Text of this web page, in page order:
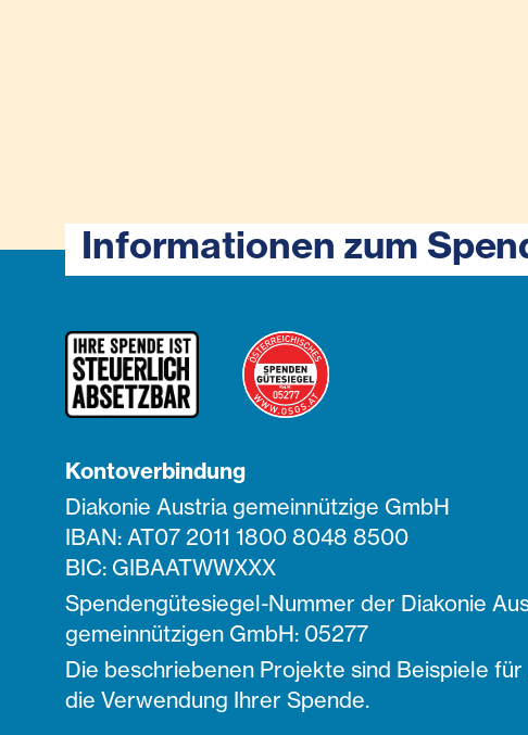
Informationen zum
Kontoverbindung
Diakonie Austria gemeinnützige GmbH
IBAN: AT07 2011 1800 8048 8500
BIC: GIBAATWWXXX
Spendengütesiegel-Nummer der Diakonie
gemeinnützigen GmbH: 05277
Die beschriebenen Projekte sind Beispiele
die Verwendung Ihrer Spende.